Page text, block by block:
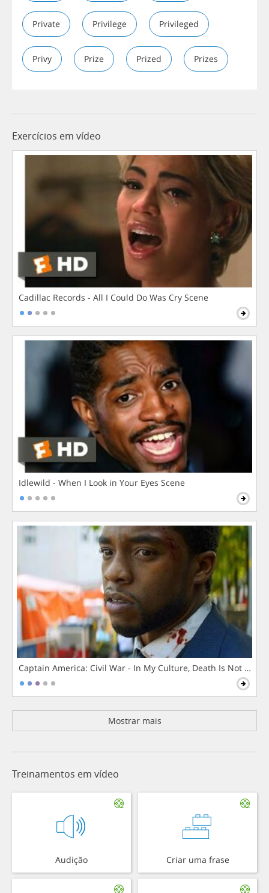
Private Privilege Privileged
Privy Prize Prized Prizes
Exercícios em vídeo
Cadillac Records - All I Could Do Was Cry Scene
Idlewild - When I Look in Your Eyes Scene
Captain America: Civil War - In My Culture, Death Is Not The
Mostrar mais
Treinamentos em vídeo
Audição Criar uma frase